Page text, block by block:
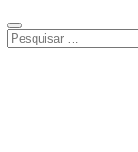
Pesquisar
por: